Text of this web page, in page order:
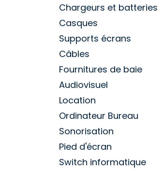
Chargeurs et batteries
Casques
Supports écrans
Câbles
Fournitures de baie
Audiovisuel
Location
Ordinateur Bureau
Sonorisation
Pied d'écran
Switch informatique